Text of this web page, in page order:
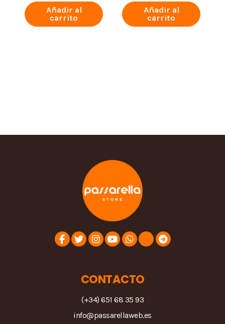
Añadir al
carrito
Añadir al
carrito
CONTACTO
(+34) 651 68 35 93
info@passarellaweb.es